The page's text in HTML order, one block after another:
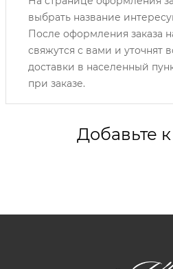
выбрать название
После оформления заказа
свяжутся с вами и уточнят
доставки в населенный
при заказе.
Добавьте